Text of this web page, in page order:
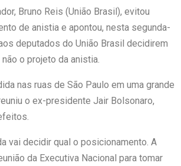
Bruno Reis (União Brasil), evitou
de anistia e apontou, nesta segunda-
deputados do União Brasil decidirem
o projeto da anistia.
nas ruas de São Paulo em uma grande
o ex-presidente Jair Bolsonaro,
vai decidir qual o posicionamento. A
da Executiva Nacional para tomar